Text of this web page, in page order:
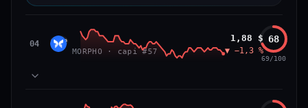
3,5 Md$
VAR. 7 J VAR. 30 J
04 MORP Morpho
MORPHO · capi #57
1,88 $
▼ −1,3 %
68
69/100
84